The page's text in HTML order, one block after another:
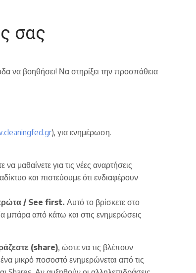
σας
να βοηθήσει! Να στηρίξει την προσπάθεια
), για ενημέρωση.
να μαθαίνετε για τις νέες αναρτήσεις
και πιστεύουμε ότι ενδιαφέρουν
πρώτα / See first. Αυτό το βρίσκετε στο
μπάρα από κάτω και στις ενημερώσεις
(share), ώστε να τις βλέπουν
μικρό ποσοστό ενημερώνεται από τις